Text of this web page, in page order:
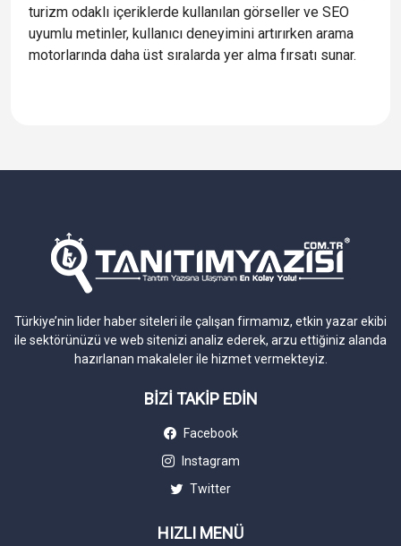
turizm odaklı içeriklerde kullanılan görseller ve SEO
uyumlu metinler, kullanıcı deneyimini artırırken arama
motorlarında daha üst sıralarda yer alma fırsatı sunar.
Türkiye’nin lider haber siteleri ile çalışan firmamız, etkin yazar ekibi
ile sektörünüzü ve web sitenizi analiz ederek, arzu ettiğiniz alanda
hazırlanan makaleler ile hizmet vermekteyiz.
BİZİ TAKİP EDİN
Facebook
Instagram
Twitter
HIZLI MENÜ